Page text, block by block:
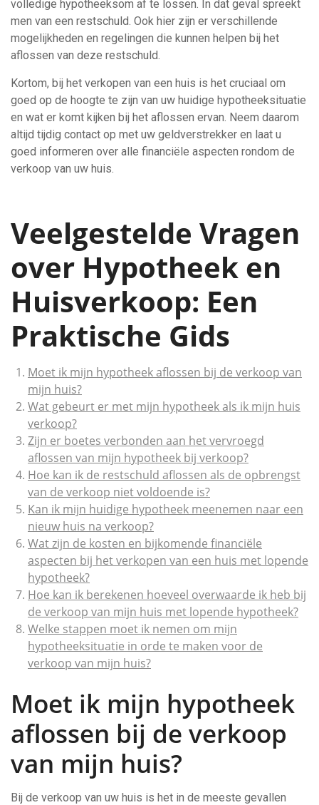
volledige hypotheeksom af te lossen. In dat geval spreekt
men van een restschuld. Ook hier zijn er verschillende
mogelijkheden en regelingen die kunnen helpen bij het
aflossen van deze restschuld.
Kortom, bij het verkopen van een huis is het cruciaal om
goed op de hoogte te zijn van uw huidige hypotheeksituatie
en wat er komt kijken bij het aflossen ervan. Neem daarom
altijd tijdig contact op met uw geldverstrekker en laat u
goed informeren over alle financiële aspecten rondom de
verkoop van uw huis.
Veelgestelde Vragen
over Hypotheek en
Huisverkoop: Een
Praktische Gids
Moet ik mijn hypotheek aflossen bij de verkoop van
mijn huis?
Wat gebeurt er met mijn hypotheek als ik mijn huis
verkoop?
Zijn er boetes verbonden aan het vervroegd
aflossen van mijn hypotheek bij verkoop?
Hoe kan ik de restschuld aflossen als de opbrengst
van de verkoop niet voldoende is?
Kan ik mijn huidige hypotheek meenemen naar een
nieuw huis na verkoop?
Wat zijn de kosten en bijkomende financiële
aspecten bij het verkopen van een huis met lopende
hypotheek?
Hoe kan ik berekenen hoeveel overwaarde ik heb bij
de verkoop van mijn huis met lopende hypotheek?
Welke stappen moet ik nemen om mijn
hypotheeksituatie in orde te maken voor de
verkoop van mijn huis?
Moet ik mijn hypotheek
aflossen bij de verkoop
van mijn huis?
Bij de verkoop van uw huis is het in de meeste gevallen